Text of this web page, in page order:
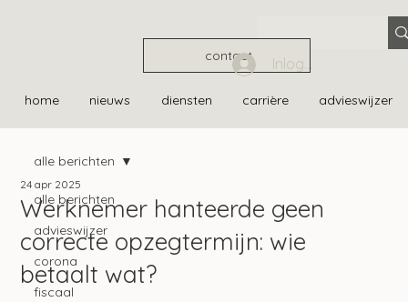
contact
home nieuws diensten carrière advieswijzer
Inloggen
alle berichten
advieswijzer
corona
fiscaal
alle berichten
Werknemer hanteerde geen
correcte opzegtermijn: wie
betaalt wat?
24 apr 2025